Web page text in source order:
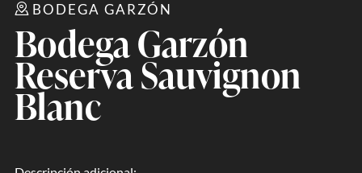
BODEGA GARZÓN
Bodega Garzón
Reserva Sauvignon
Blanc